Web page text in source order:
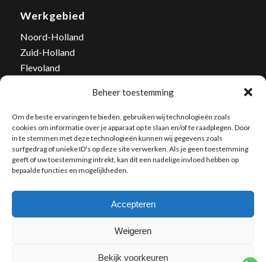
Beheer toestemming
Om de beste ervaringen te bieden, gebruiken wij technologieën zoals
cookies om informatie over je apparaat op te slaan en/of te raadplegen. Door
in te stemmen met deze technologieën kunnen wij gegevens zoals
surfgedrag of unieke ID's op deze site verwerken. Als je geen toestemming
geeft of uw toestemming intrekt, kan dit een nadelige invloed hebben op
bepaalde functies en mogelijkheden.
Accepteren
Weigeren
Bekijk voorkeuren
Werkgebied
Noord-Holland
Zuid-Holland
Flevoland
Tel. nummer: 06-502 03 446
© Bestrijd Wespen | All Rights Reserved |2involved SEO & Webdesign